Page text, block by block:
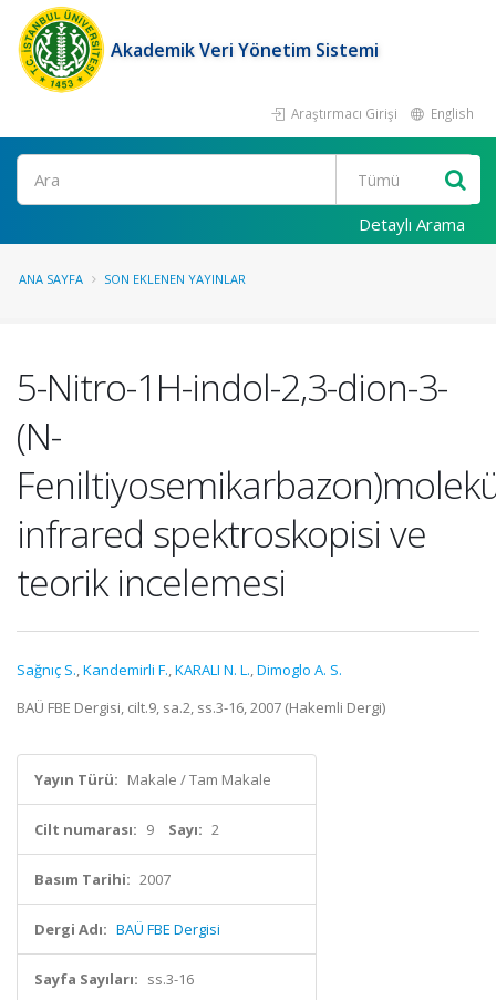
Akademik Veri Yönetim Sistemi
Araştırmacı Girişi English
Ara
Detaylı Arama
ANA SAYFA SON EKLENEN YAYINLAR
5-Nitro-1H-indol-2,3-dion-3-
(N-
infrared spektroskopisi ve
teorik incelemesi
Sağnıç S.,Kandemirli F.,KARALI N. L.,Dimoglo A. S.
BAÜ FBE Dergisi, cilt.9, sa.2, ss.3-16, 2007 (Hakemli Dergi)
Yayın Türü: Makale / Tam Makale
Cilt numarası: 9 Sayı: 2
Basım Tarihi: 2007
Dergi Adı: BAÜ FBE Dergisi
Sayfa Sayıları: ss.3-16